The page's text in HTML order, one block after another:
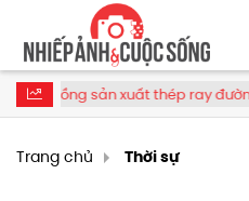
thép ray đường sắt của Hoà
Trang chủ Thời sự